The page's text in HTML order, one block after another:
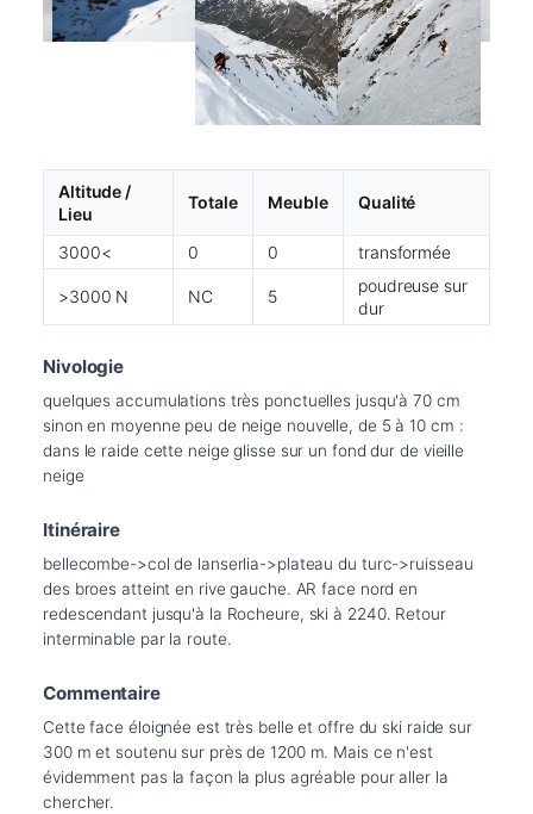
Altitude /
Lieu
Totale Meuble Qualité
3000< 0 0 transformée
>3000 N NC 5
poudreuse sur
dur
Nivologie
quelques accumulations très ponctuelles jusqu'à 70 cm
sinon en moyenne peu de neige nouvelle, de 5 à 10 cm :
dans le raide cette neige glisse sur un fond dur de vieille
neige
Itinéraire
bellecombe->col de lanserlia->plateau du turc->ruisseau
des broes atteint en rive gauche. AR face nord en
redescendant jusqu'à la Rocheure, ski à 2240. Retour
interminable par la route.
Commentaire
Cette face éloignée est très belle et offre du ski raide sur
300 m et soutenu sur près de 1200 m. Mais ce n'est
évidemment pas la façon la plus agréable pour aller la
chercher.